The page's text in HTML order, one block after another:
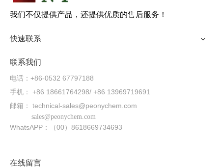
我们不仅提供产品，还提供优质的售后服务！
快速联系
联系我们
电话：+86-0532 67797188
手机： +86 18661764298/ +86 13969719691
邮箱： technical-sales@peonychem.com
sales@peonychem.com
WhatsAPP：（00）8618669734693
在线留言